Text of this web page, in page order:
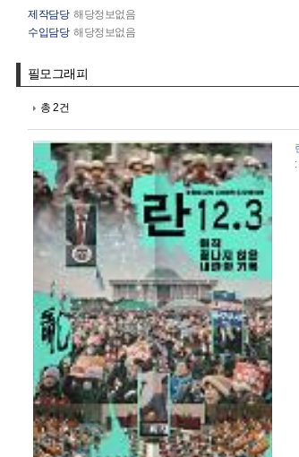
제작담당 해당정보없음
수입담당 해당정보없음
필모그래피
총 2건